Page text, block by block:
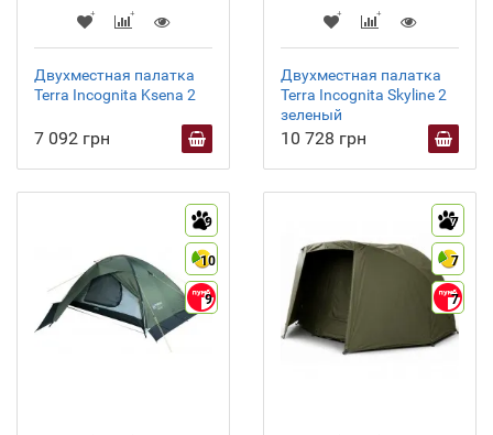
Двухместная палатка
Terra Incognita Ksena 2
7 092 грн
Двухместная палатка
Terra Incognita Skyline 2
зеленый
10 728 грн
9
10
9
7
7
7